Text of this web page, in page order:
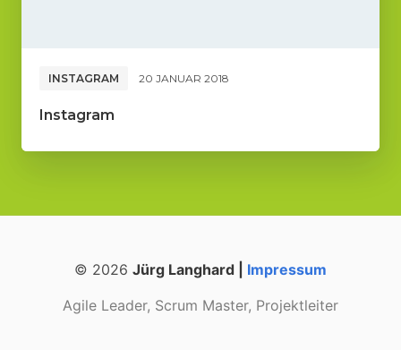
INSTAGRAM 20 JANUAR 2018
Instagram
© 2026 Jürg Langhard | Impressum
Agile Leader, Scrum Master, Projektleiter